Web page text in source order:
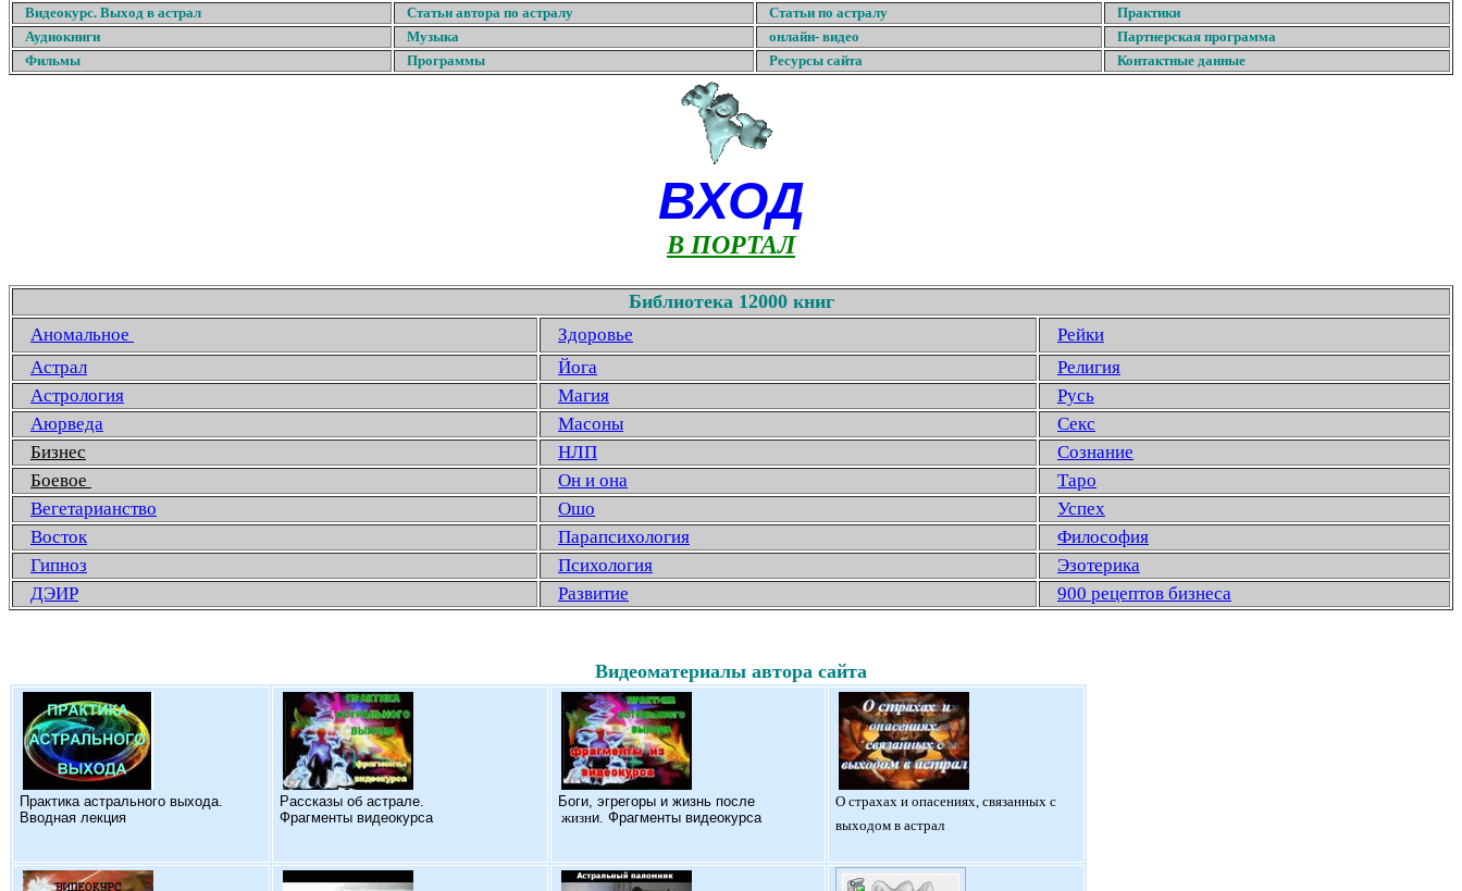
Видеокурс. Выход в астрал
Статьи автора по астралу Статьи по астралу
Практики
Аудиокниги
Музыка онлайн- видео
Партнерская программа
Фильмы
Программы Ресурсы сайта Контактные данные
ВХОД
В ПОРТАЛ
Библиотека 12000 книг
Аномальное Здоровье
Рейки
Астрал
Йога
Религия
Астрология
Магия
Русь
Аюрведа
Масоны
Секс
Бизнес
НЛП
Сознание
Боевое
Он и она
Таро
Вегетарианство
Ошо
Успех
Восток
Парапсихология
Философия
Гипноз
Психология
Эзотерика
ДЭИР
Развитие 900 рецептов бизнеса
Видеоматериалы автора сайта
Практика астрального выхода.
Вводная лекция
Рассказы об астрале.
Фрагменты видеокурса
Боги, эгрегоры и жизнь после
жизни. Фрагменты видеокурса
О страхах и опасениях, связанных с
выходом в астрал